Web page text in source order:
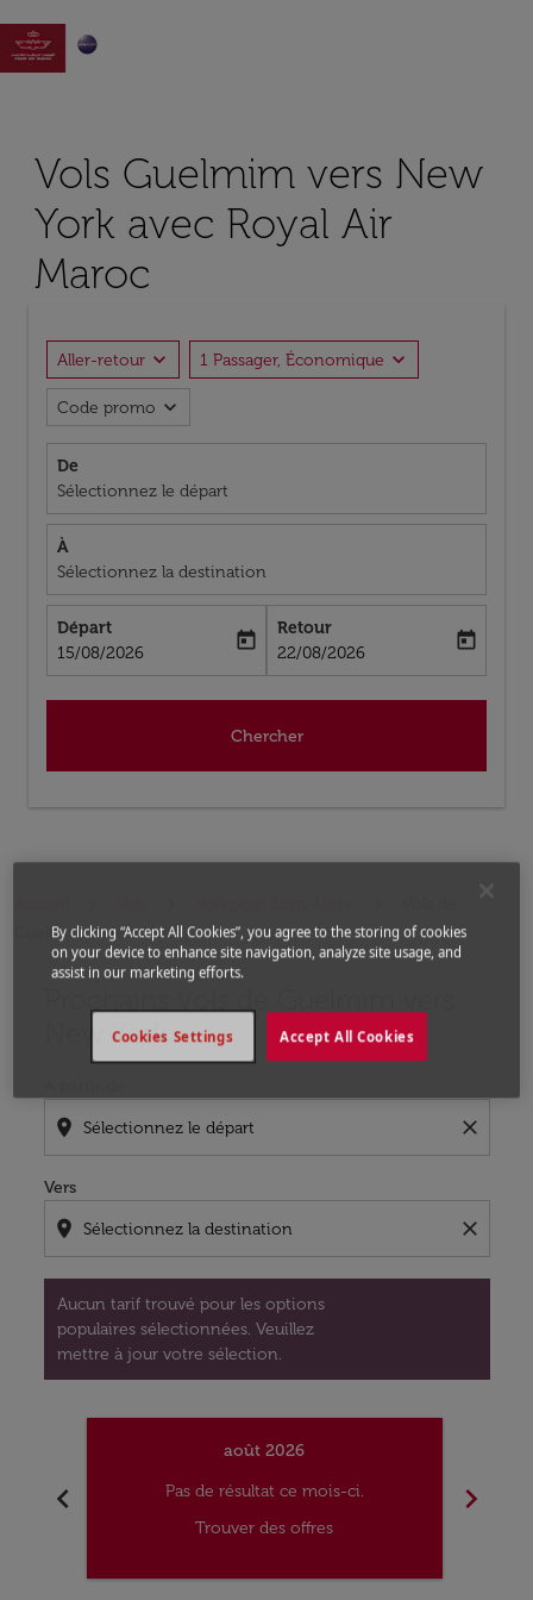

Vols Guelmim vers New
York avec Royal Air
Maroc
Aller-retour expand_more 1 Passager, Économique expand_more
Code promo expand_more
De
Sélectionnez le départ
À
Sélectionnez la destination
Départ
fc-booking-departure-date-aria-label
15/08/2026
today
Retour
fc-booking-return-date-aria-label
22/08/2026
today
Chercher
Guelmim a New York
New York
location_on close
Vers
location_on close
Aucun tarif trouvé pour les options
populaires sélectionnées. Veuillez
mettre à jour votre sélection.
chevron_left
août 2026
Pas de résultat ce mois-ci.
Trouver des offres
chevron_right
By clicking “Accept All Cookies”, you agree to the storing of cookies
on your device to enhance site navigation, analyze site usage, and
assist in our marketing efforts.
Accept All Cookies
Cookies Settings